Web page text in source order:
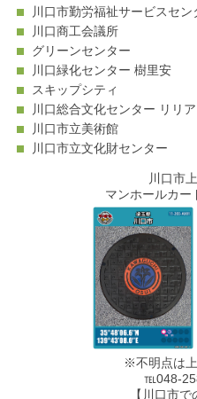
川口市勤労福祉サービスセン
川口商工会議所
グリーンセンター
川口緑化センター 樹里安
スキップシティ
川口総合文化センター リリア
川口市立美術館
川口市立文化財センター
川口市
マンホールカー
※不明点は
℡048-
【川口市で